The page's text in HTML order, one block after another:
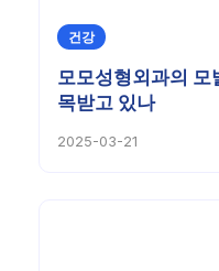
건강
모모성형외과의 모
목받고 있나
2025-03-21